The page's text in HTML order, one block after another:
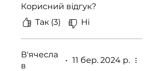
Корисний відгук?
Так (3)
Ні
В'ячесла
в
• 11 бер. 2024 р.